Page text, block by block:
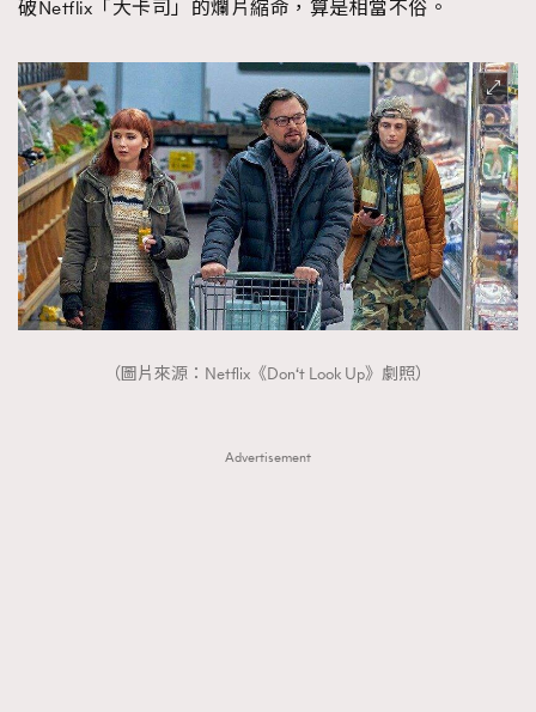
破Netflix「大卡司」的爛片縮命，算是相當不俗。
（圖片來源：Netflix《Don‘t Look Up》劇照）
Advertisement